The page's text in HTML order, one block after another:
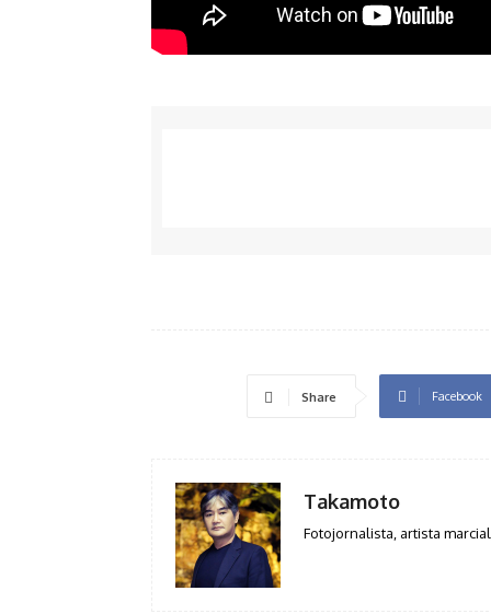
Share Facebook
Takamoto
Fotojornalista, artista